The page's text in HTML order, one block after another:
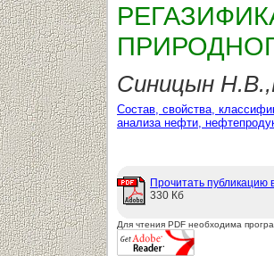
Синицын
Состав, свойства,
анализа нефти,
Прочитать публикацию
330 Кб
Для чтения PDF необходима